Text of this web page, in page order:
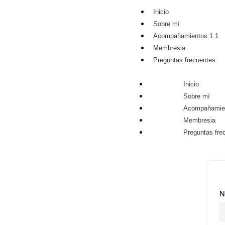
Inicio
Sobre mí
Acompañamientos 1:1
Membresia
Preguntas frecuentes
Inicio
Sobre mí
Membresia
Preguntas